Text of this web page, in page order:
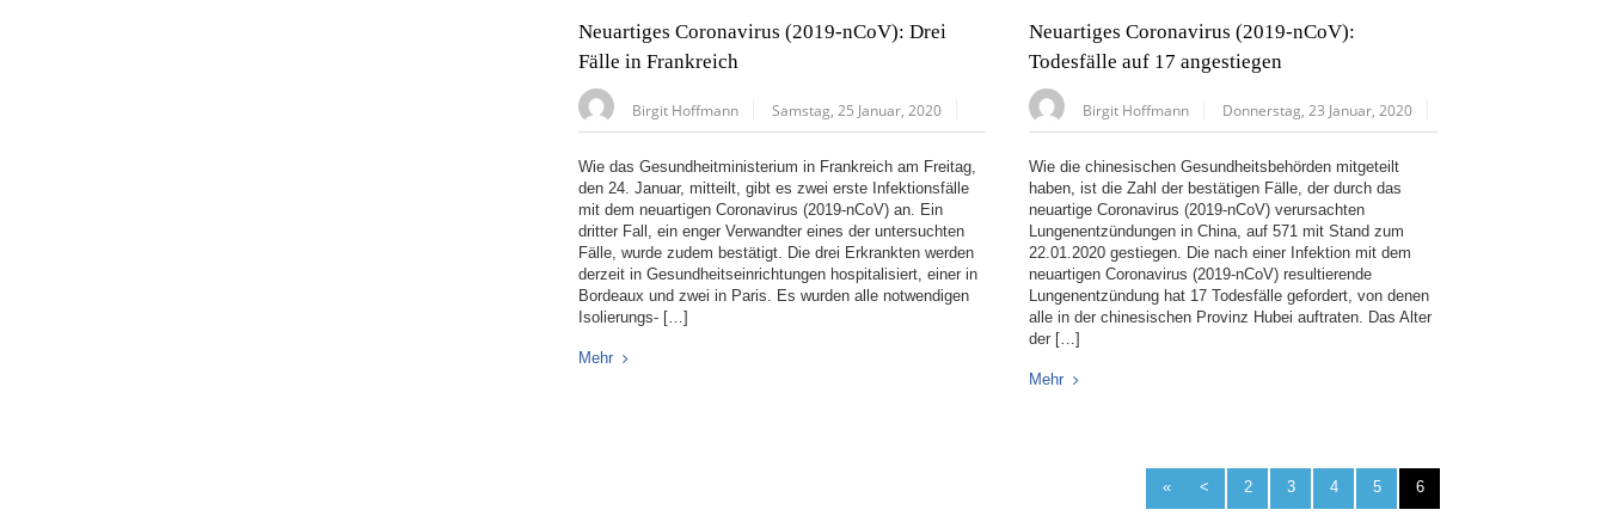
Neuartiges Coronavirus (2019-nCoV): Drei
Fälle in Frankreich
Birgit Hoffmann Samstag, 25 Januar, 2020
Wie das Gesundheitministerium in Frankreich am Freitag,
den 24. Januar, mitteilt, gibt es zwei erste Infektionsfälle
mit dem neuartigen Coronavirus (2019-nCoV) an. Ein
dritter Fall, ein enger Verwandter eines der untersuchten
Fälle, wurde zudem bestätigt. Die drei Erkrankten werden
derzeit in Gesundheitseinrichtungen hospitalisiert, einer in
Bordeaux und zwei in Paris. Es wurden alle notwendigen
Isolierungs- […]
Mehr
Neuartiges Coronavirus (2019-nCoV):
Todesfälle auf 17 angestiegen
Birgit Hoffmann Donnerstag, 23 Januar, 2020
Wie die chinesischen Gesundheitsbehörden mitgeteilt
haben, ist die Zahl der bestätigen Fälle, der durch das
neuartige Coronavirus (2019-nCoV) verursachten
Lungenentzündungen in China, auf 571 mit Stand zum
22.01.2020 gestiegen. Die nach einer Infektion mit dem
neuartigen Coronavirus (2019-nCoV) resultierende
Lungenentzündung hat 17 Todesfälle gefordert, von denen
alle in der chinesischen Provinz Hubei auftraten. Das Alter
der […]
Mehr
« < 2 3 4 5 6